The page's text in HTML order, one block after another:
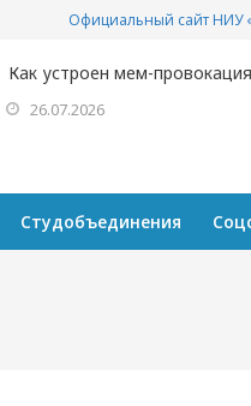
Официальный сайт НИУ
Как устроен мем-
26.07.2026
Студобъединения